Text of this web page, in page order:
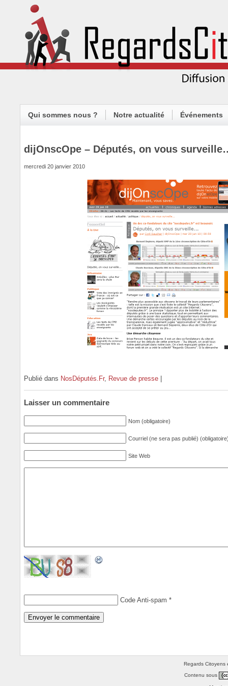
Qui sommes nous ? Notre actualité Événements
dijOnscOpe – Députés, on vous
mercredi 20 janvier 2010
Publié dans NosDéputés.Fr, Revue de presse
Laisser un commentaire
Nom (obligatoire)
Courriel (ne sera pas publié)
Site Web
Code Anti-spam *
Regards Citoyens
Contenu sous